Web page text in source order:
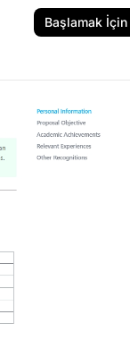
Başlamak İçin